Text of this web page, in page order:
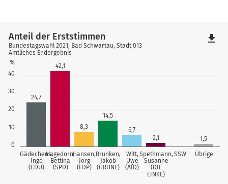
0
10
20
30
40
%
Gädechens,
Ingo
(CDU)
Hagedorn,
Bettina
(SPD)
Hansen,
Jörg
(FDP)
Brunken,
Jakob
(GRÜNE)
Witt,
Uwe
(AfD)
Spethmann,
Susanne
(DIE
LINKE)
SSW Übrige
24,7
42,1
8,3
14,5
6,7
2,1
1,5
Anteil der Erststimmen
Bundestagswahl 2021, Bad Schwartau, Stadt 013
Amtliches Endergebnis
file_download